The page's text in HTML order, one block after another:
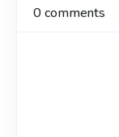
0comments